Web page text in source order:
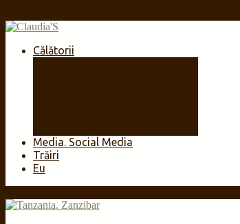
Călătorii
Media. Social Media
Trăiri
Eu